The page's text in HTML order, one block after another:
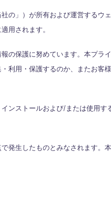
の」）が所有および運営する
用されます。
保護に努めています。本プラ
利用・保護するのか、またお客
ンストールおよび/または使用
生したものとみなされます。